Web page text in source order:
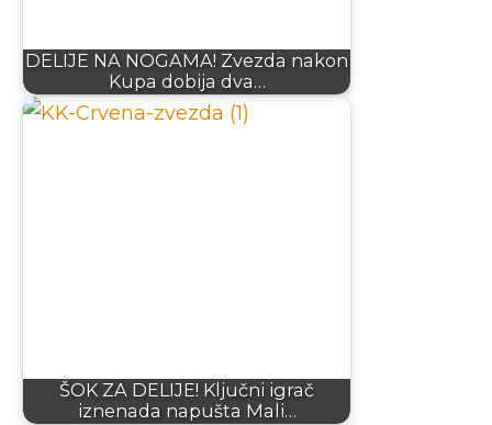
DELIJE NA NOGAMA! Zvezda nakon
Kupa dobija dva…
ŠOK ZA DELIJE! Ključni igrač
iznenada napušta Mali…